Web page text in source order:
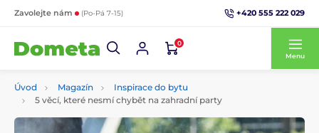
Zavolejte nám (Po-Pá 7-15) +420 555 222 029
0
Menu
Úvod Magazín
Inspirace do bytu
5 věcí, které nesmí chybět na zahradní party